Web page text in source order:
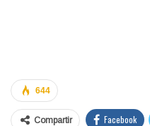
644
Compartir Facebook